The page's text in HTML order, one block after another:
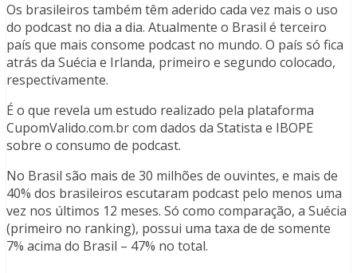
Os brasileiros também têm aderido cada vez mais o uso
do podcast no dia a dia. Atualmente o Brasil é terceiro
país que mais consome podcast no mundo. O país só fica
atrás da Suécia e Irlanda, primeiro e segundo colocado,
respectivamente.
É o que revela um estudo realizado pela plataforma
CupomValido.com.br com dados da Statista e IBOPE
sobre o consumo de podcast.
No Brasil são mais de 30 milhões de ouvintes, e mais de
40% dos brasileiros escutaram podcast pelo menos uma
vez nos últimos 12 meses. Só como comparação, a Suécia
(primeiro no ranking), possui uma taxa de de somente
7% acima do Brasil – 47% no total.